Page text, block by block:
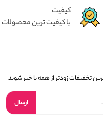
کیفیت
با کیفیت ترین محصولات
تخفیفات زودتر از همه با خبر شوید
ارسال